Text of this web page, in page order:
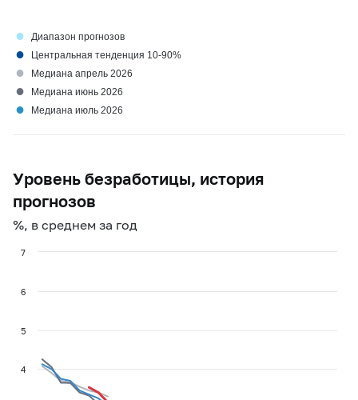
Уровень безработицы, история
прогнозов
%, в среднем за год
● Диапазон прогнозов
● Центральная тенденция 10-90%
● Медиана апрель 2026
● Медиана июнь 2026
● Медиана июль 2026
4
5
6
7